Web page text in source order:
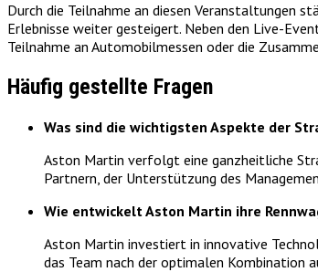
Durch die Teilnahme an diesen Veranstaltungen
Erlebnisse weiter gesteigert. Neben den Live-
Teilnahme an Automobilmessen oder die
Häufig gestellte Fragen
Was sind die wichtigsten Aspekte der
Aston Martin verfolgt eine ganzheitliche
Partnern, der Unterstützung des
Wie entwickelt Aston Martin ihre
Aston Martin investiert in innovative
das Team nach der optimalen Kombination